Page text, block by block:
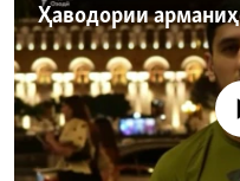
Феълан